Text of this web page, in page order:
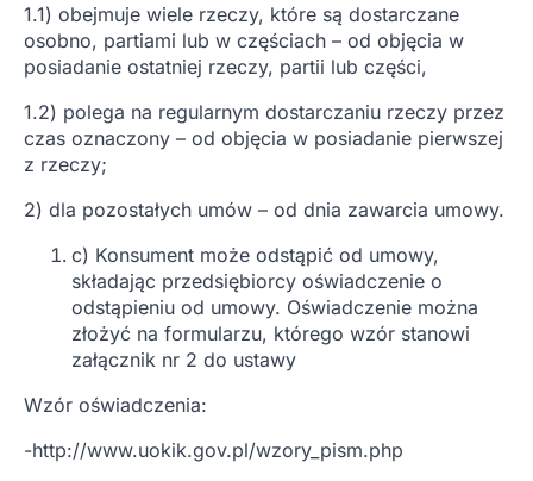
1.1) obejmuje wiele rzeczy, które są dostarczane
osobno, partiami lub w częściach – od objęcia w
posiadanie ostatniej rzeczy, partii lub części,
1.2) polega na regularnym dostarczaniu rzeczy przez
czas oznaczony – od objęcia w posiadanie pierwszej
z rzeczy;
2) dla pozostałych umów – od dnia zawarcia umowy.
c) Konsument może odstąpić od umowy,
składając przedsiębiorcy oświadczenie o
odstąpieniu od umowy. Oświadczenie można
złożyć na formularzu, którego wzór stanowi
załącznik nr 2 do ustawy
Wzór oświadczenia:
-http://www.uokik.gov.pl/wzory_pism.php